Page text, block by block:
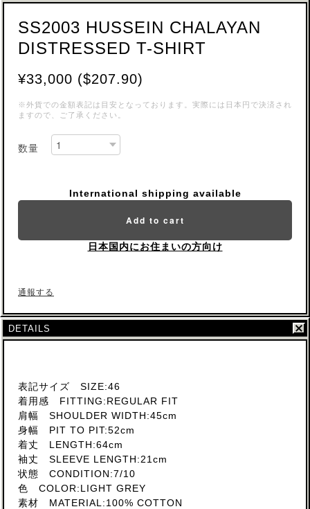
SS2003 HUSSEIN CHALAYAN
DISTRESSED T-SHIRT
¥33,000 ($207.90)
※外貨での金額表記は目安となっております。実際には日本円で決済され
ますので、ご了承ください。
数量
International shipping available
Add to cart
日本国内にお住まいの方向け
通報する
DETAILS
表記サイズ SIZE:46
着用感 FITTING:REGULAR FIT
肩幅 SHOULDER WIDTH:45cm
身幅 PIT TO PIT:52cm
着丈 LENGTH:64cm
袖丈 SLEEVE LENGTH:21cm
状態 CONDITION:7/10
色 COLOR:LIGHT GREY
素材 MATERIAL:100% COTTON